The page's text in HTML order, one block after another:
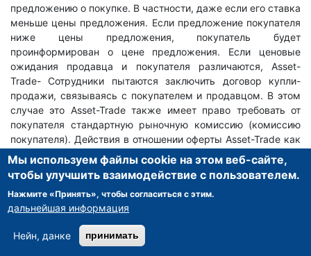
предложению о покупке. В частности, даже если его ставка
меньше цены предложения. Если предложение покупателя
ниже цены предложения, покупатель будет
проинформирован о цене предложения. Если ценовые
ожидания продавца и покупателя различаются, Asset-
Trade- Сотрудники пытаются заключить договор купли-
продажи, связываясь с покупателем и продавцом. В этом
случае это Asset-Trade также имеет право требовать от
покупателя стандартную рыночную комиссию (комиссию
покупателя). Действия в отношении оферты Asset-Trade как
посланник покупателя, так и посланник продавца.
46.3
Договор купли-продажи заключается, когда продавец
подает онлайн-заявление об акцепте в течение периода
акцепта в ответ на предложение выбранного им
покупателя. Asset-Trade действует в отношении такого
Мы используем файлы cookie на этом веб-сайте,
чтобы улучшить взаимодействие с пользователем.
Нажмите «Принять», чтобы согласиться с этим.
дальнейшая информация
Нейн, данке принимать